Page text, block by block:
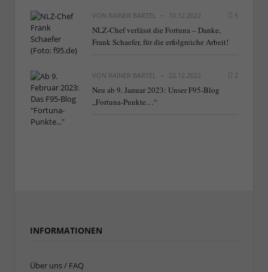
VON RAINER BARTEL 10.12.2022 5
NLZ-Chef verlässt die Fortuna – Danke,
Frank Schaefer, für die erfolgreiche Arbeit!
VON RAINER BARTEL 22.12.2022 2
Neu ab 9. Januar 2023: Unser F95-Blog
„Fortuna-Punkte…“
INFORMATIONEN
Über uns / FAQ